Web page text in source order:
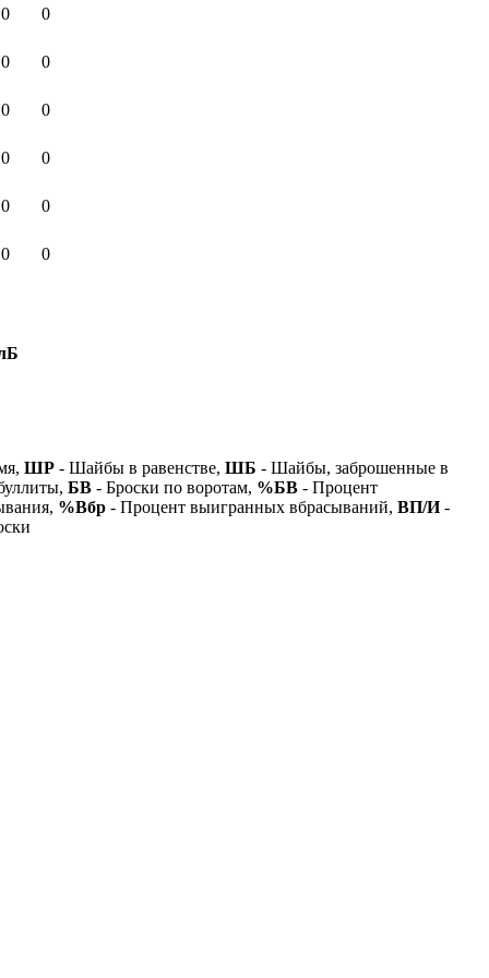
0
0
0
0
0
0
0
0
0
0
0 0
ШР - Шайбы в равенстве, ШБ - Шайбы, заброшенные в
БВ - Броски по воротам, %БВ - Процент
%Вбр - Процент выигранных вбрасываний, ВП/И-